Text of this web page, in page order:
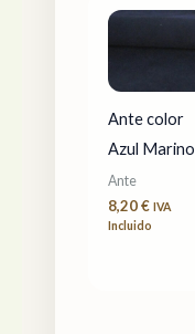
Ante color
Azul Marino
Ante
8,20€ IVA
Incluido